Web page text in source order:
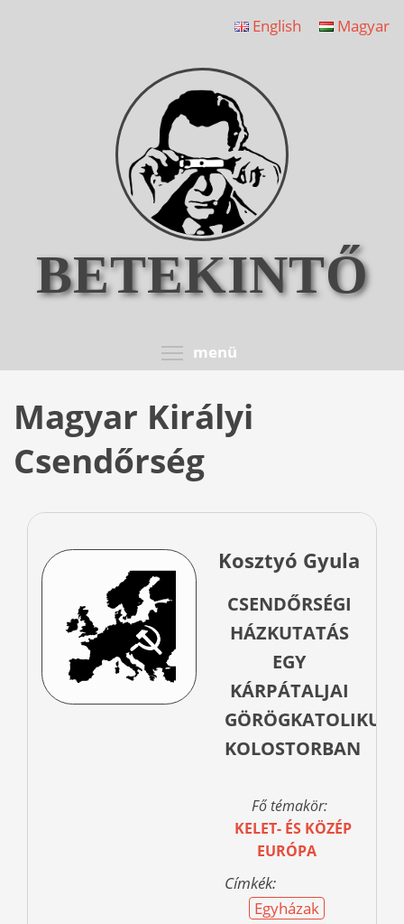
English Magyar
BETEKINTŐ
menü
Magyar Királyi
Csendőrség
Kosztyó Gyula
CSENDŐRSÉGI
HÁZKUTATÁS
EGY
KÁRPÁTALJAI
GÖRÖGKATOLIKUS
KOLOSTORBAN
Fő témakör:
KELET- ÉS KÖZÉP
EURÓPA
Címkék:
Egyházak